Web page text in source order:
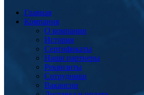
Главная
Компания
О компании
История
Сертификаты
Наши партнеры
Реквизиты
Сотрудники
Вакансии